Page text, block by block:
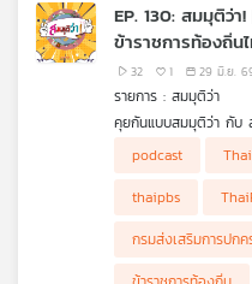
• เวียดนามปฏิรูปราชก
8.39%
• นายกฯ ย้ำเอาจริงกับ
• กระแสข่าวลือ "นายกฯ
• "เขตเศรษฐกิจพิเศษ
หรือไม่ ?
• กระแสข่าว "รอยร้า
EP. 130: สมมุติว่า
ข้าราชการท้องถิ่น
32 1 29 มิ.ย.
รายการ : สมมุติว่า
คุยกันแบบสมมุติว่า กับ
ลอยนวลพ้นผิด ไม่มีใค
ข้าราชการท้องถิ่นจะเ
ทุจริตโกงข้อสอบข้ารา
ขบวนการที่มูลค่าความ
podcast
thaipbs
กรมส่งเสริมการปก